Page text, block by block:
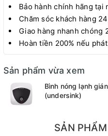
Bảo hành chính hãng tại
Chăm sóc khách hàng
Giao hàng nhanh chóng
Hoàn tiền 200% nếu
Sản phẩm vừa xem
Bình nóng lạnh
(undersink)
SẢN